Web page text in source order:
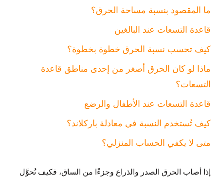
ما المقصود بنسبة مساحة الحرق؟
قاعدة التسعات عند البالغين
كيف تحسب نسبة الحرق خطوة بخطوة؟
ماذا لو كان الحرق أصغر من إحدى مناطق قاعدة
التسعات؟
قاعدة التسعات عند الأطفال والرضع
كيف تُستخدم النسبة في معادلة باركلاند؟
متى لا يكفي الحساب المنزلي؟
إذا أصاب الحرق الصدر والذراع وجزءًا من الساق، فكيف تُحوَّل